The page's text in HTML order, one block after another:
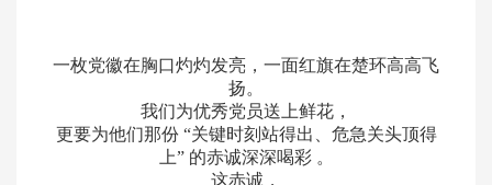
一枚党徽在胸口灼灼发亮，一面红旗在楚环高高飞
扬。
我们为优秀党员送上鲜花，
更要为他们那份 “关键时刻站得出、危急关头顶得
上” 的赤诚深深喝彩 。
这赤诚，